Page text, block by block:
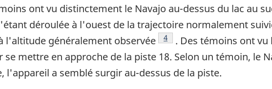
ont vu distinctement le Navajo au-dessus du lac au
déroulée à l'ouest de la trajectoire normalement
l'altitude généralement observée
Note de bas de page
4
. Des témoins ont vu
mettre en approche de la piste 18. Selon un témoin, le
l'appareil a semblé surgir au-dessus de la piste.